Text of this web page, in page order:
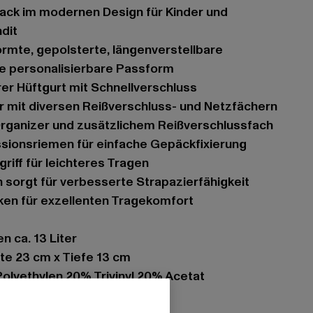
personalisierbare Passform
Hüftgurt mit Schnellverschluss
mit diversen Reißverschluss- und Netzfächern
und zusätzlichem Reißverschlussfach
für einfache Gepäckfixierung
für leichteres Tragen
sorgt für verbesserte Strapazierfähigkeit
für exzellenten Tragekomfort
ca. 13 Liter
23 cm x Tiefe 13 cm
20% Trivinyl 20% Acetat